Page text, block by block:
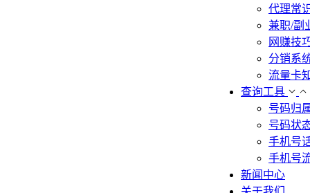
代理常
兼职/副
网赚技
分销系
流量卡
查询工具
号码归
号码状
手机号
手机号
新闻中心